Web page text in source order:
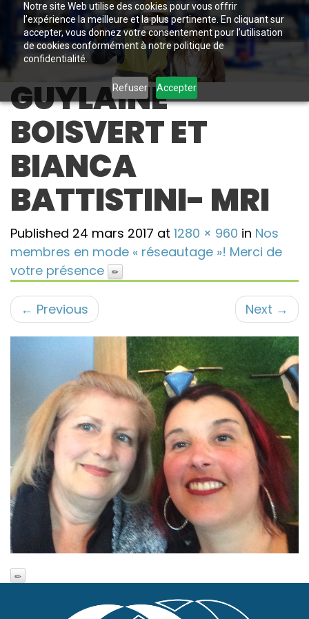
Notre site Web utilise des cookies pour vous offrir
l’expérience la meilleure et la plus pertinente. En cliquant sur
accepter, vous donnez votre consentement pour l’utilisation
de cookies conformément à notre politique de
confidentialité.
Refuser Accepter
GUYLAINE
BOISVERT ET
BIANCA
BATTISTINI- MRI
Published 24 mars 2017 at 1280 × 960 in Nos
membres en mode « réseautage »! Merci de
votre présence
← Previous Next →